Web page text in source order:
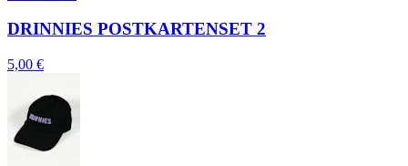
DRINNIES POSTKARTENSET 2
5,00 €